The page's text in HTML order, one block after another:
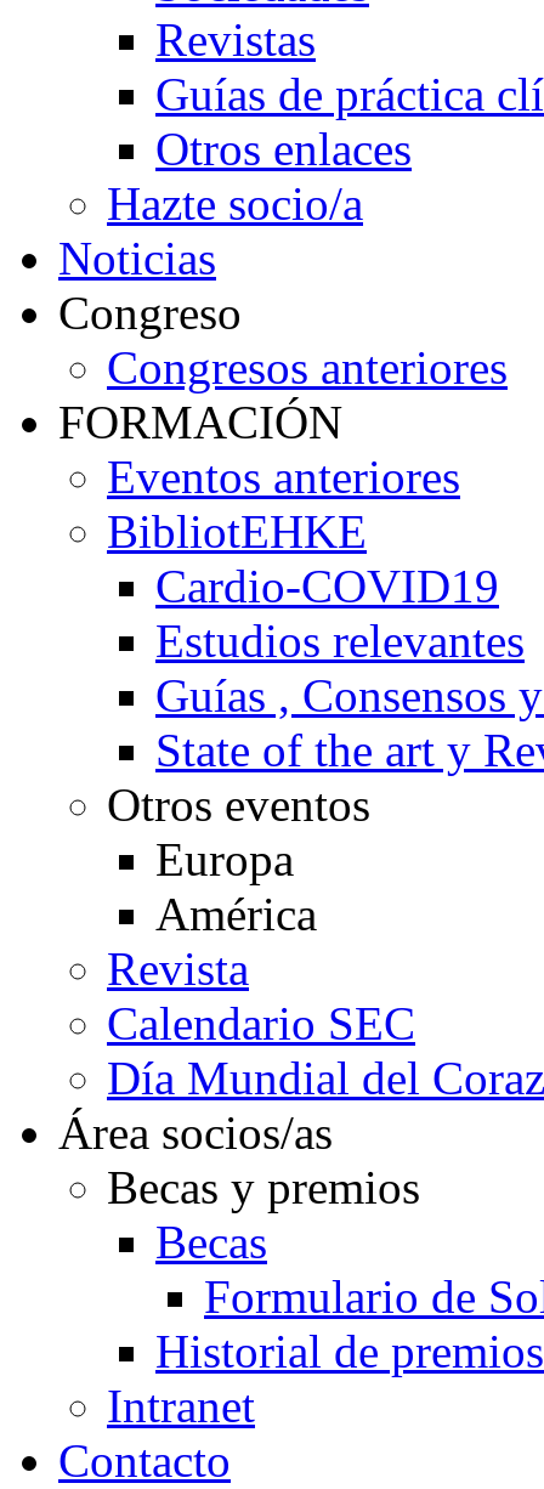
Revistas
Guías de práctica
Otros enlaces
Hazte socio/a
Noticias
Congreso
Congresos anteriores
FORMACIÓN
Eventos anteriores
BibliotEHKE
Cardio-COVID19
Estudios relevantes
Guías , Consensos
State of the art y
Otros eventos
Europa
América
Revista
Calendario SEC
Día Mundial del
Área socios/as
Becas y premios
Becas
Formulario de
Historial de premios
Intranet
Contacto